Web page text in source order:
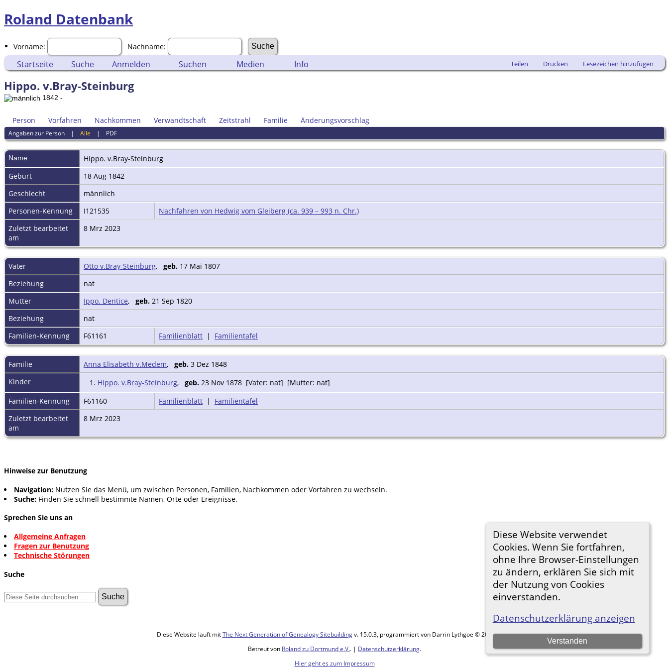
Roland Datenbank
Vorname: Nachname:
Startseite Suche Anmelden Suchen Medien Info Teilen Drucken Lesezeichen hinzufügen
Diese Website verwendet
Cookies. Wenn Sie fortfahren,
ohne Ihre Browser-Einstellungen
zu ändern, erklären Sie sich mit
der Nutzung von Cookies
einverstanden.
Datenschutzerklärung anzeigen
Verstanden
Hippo. v.Bray-Steinburg
1842 -
Person Vorfahren Nachkommen Verwandtschaft Zeitstrahl Familie Änderungsvorschlag
Angaben zur Person |Alle | PDF
Name Hippo. v.Bray-Steinburg
Geburt
18 Aug 1842
Geschlecht
männlich
Personen-Kennung
I121535
Nachfahren von Hedwig vom Gleiberg (ca. 939 – 993 n. Chr.)
Zuletzt bearbeitet
am
8 Mrz 2023
Vater Otto v.Bray-Steinburg, geb. 17 Mai 1807
Beziehung
nat
Mutter
Ippo. Dentice, geb. 21 Sep 1820
Beziehung
nat
Familien-Kennung
F61161 Familienblatt | Familientafel
Familie Anna Elisabeth v.Medem, geb. 3 Dez 1848
Kinder
1. Hippo. v.Bray-Steinburg, geb. 23 Nov 1878 [Vater: nat] [Mutter: nat]
Familien-Kennung
F61160 Familienblatt | Familientafel
Zuletzt bearbeitet
am
8 Mrz 2023
Hinweise zur Benutzung
Navigation: Nutzen Sie das Menü, um zwischen Personen, Familien, Nachkommen oder Vorfahren zu wechseln.
Suche: Finden Sie schnell bestimmte Namen, Orte oder Ereignisse.
Sprechen Sie uns an
Allgemeine Anfragen
Fragen zur Benutzung
Technische Störungen
Suche
Diese Website läuft mitThe Next Generation of Genealogy Sitebuildingv. 15.0.3, programmiert von Darrin Lythgoe © 2001-2026.
Betreut von Roland zu Dortmund e.V.. | Datenschutzerklärung.
Hier geht es zum Impressum